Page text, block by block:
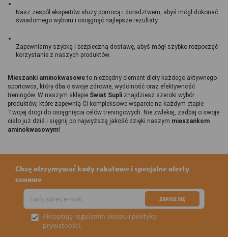
Nasz zespół ekspertów służy pomocą i doradztwem, abyś mógł dokonać
świadomego wyboru i osiągnąć najlepsze rezultaty.
Zapewniamy szybką i bezpieczną dostawę, abyś mógł szybko rozpocząć
korzystanie z naszych produktów.
Mieszanki aminokwasowe to niezbędny element diety każdego aktywnego
sportowca, który dba o swoje zdrowie, wydolność oraz efektywność
treningów. W naszym sklepie Świat Supli znajdziesz szeroki wybór
produktów, które zapewnią Ci kompleksowe wsparcie na każdym etapie
Twojej drogi do osiągnięcia celów treningowych. Nie zwlekaj, zadbaj o swoje
ciało już dziś i sięgnij po najwyższą jakość dzięki naszym mieszankom
aminokwasowym!
Chcę otrzymywać kody rabatowe i specjalne oferty
cenowe
 Akceptuję regulamin sklepu i politykę
prywatności.